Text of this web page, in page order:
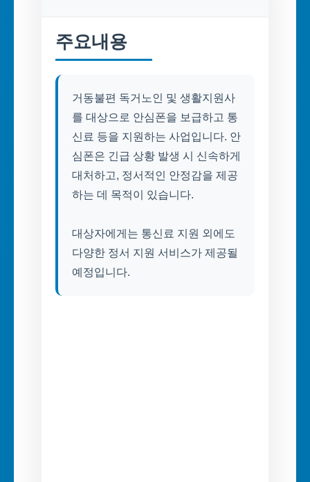
주요내용
거동불편 독거노인 및 생활지원사
를 대상으로 안심폰을 보급하고 통
신료 등을 지원하는 사업입니다. 안
심폰은 긴급 상황 발생 시 신속하게
대처하고, 정서적인 안정감을 제공
하는 데 목적이 있습니다.
대상자에게는 통신료 지원 외에도
다양한 정서 지원 서비스가 제공될
예정입니다.